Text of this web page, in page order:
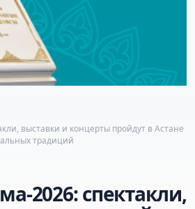
выставки и концерты пройдут в Астане
традиций
2026: спектакли,